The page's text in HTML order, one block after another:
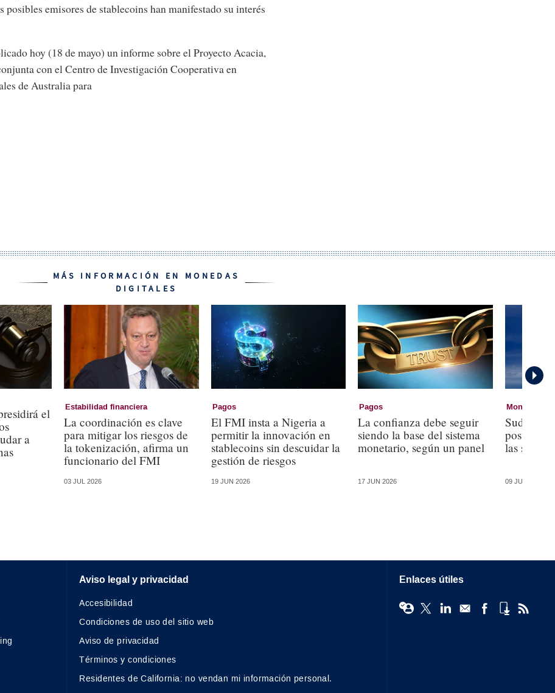
posibles emisores de stablecoins han manifestado su interés
hoy (18 de mayo) un informe sobre el Proyecto Acacia,
con el Centro de Investigación Cooperativa en
de Australia para
MÁS INFORMACIÓN EN MONEDAS
DIGITALES
el
a
Estabilidad financiera
La coordinación es clave
para mitigar los riesgos de
la tokenización, afirma un
funcionario del FMI
03 JUL 2026
Pagos
El FMI insta a Nigeria a
permitir la innovación en
stablecoins sin descuidar la
gestión de riesgos
19 JUN 2026
Pagos
La confianza debe seguir
siendo la base del sistema
monetario, según un panel
17 JUN 2026
Monedas
Sudáfrica
postura
las
09 JUN 2026
Aviso legal y privacidad
Accesibilidad
Condiciones de uso del sitio web
Aviso de privacidad
Términos y condiciones
Residentes de California: no vendan mi información personal.
Enlaces útiles